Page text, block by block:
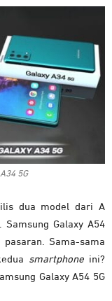
5G
dua model dari A
Galaxy A54
pasaran. Sama-sama
smartphone ini?
Galaxy A54 5G